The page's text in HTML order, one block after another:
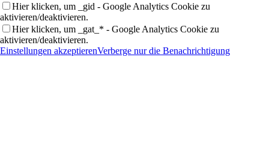
Hier klicken, um _gid - Google Analytics Cookie zu
aktivieren/deaktivieren.
Hier klicken, um _gat_* - Google Analytics Cookie zu
aktivieren/deaktivieren.
Einstellungen akzeptierenVerberge nur die Benachrichtigung